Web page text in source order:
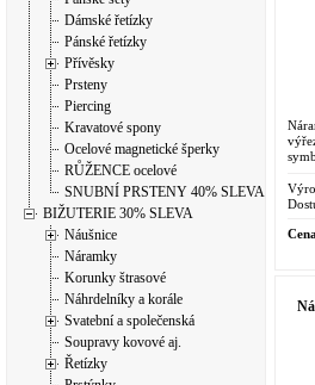
Dámské řetízky
Pánské řetízky
Přívěsky
Prsteny
Piercing
Kravatové spony
Ocelové magnetické šperky
RŮŽENCE ocelové
SNUBNÍ PRSTENY 40% SLEVA
BIŽUTERIE 30% SLEVA
Náušnice
Náramky
Korunky štrasové
Náhrdelníky a korále
Svatební a společenská
Soupravy kovové aj.
Řetízky